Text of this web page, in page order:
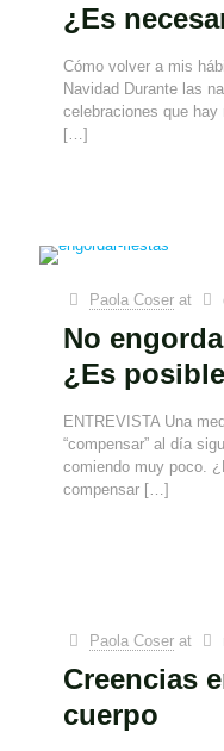
¿Es
Cómo volver a mis
Navidad Durante las
celebraciones que
[…]
Paola Coser at
No
¿Es
ENTREVISTA Una
“compensar” al día
comiendo muy poco.
compensar […]
Paola Coser at
Creencias
cuerpo